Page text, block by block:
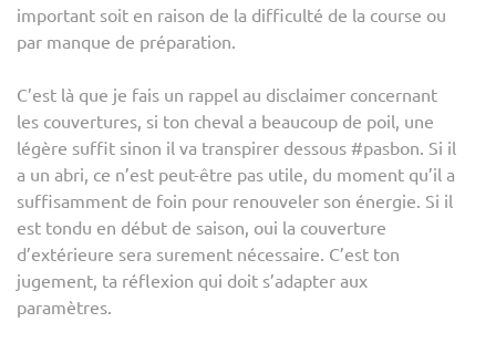
important soit en raison de la difficulté de la course ou
par manque de préparation.
C’est là que je fais un rappel au disclaimer concernant
les couvertures, si ton cheval a beaucoup de poil, une
légère suffit sinon il va transpirer dessous #pasbon. Si il
a un abri, ce n’est peut-être pas utile, du moment qu’il a
suffisamment de foin pour renouveler son énergie. Si il
est tondu en début de saison, oui la couverture
d’extérieure sera surement nécessaire. C’est ton
jugement, ta réflexion qui doit s’adapter aux
paramètres.